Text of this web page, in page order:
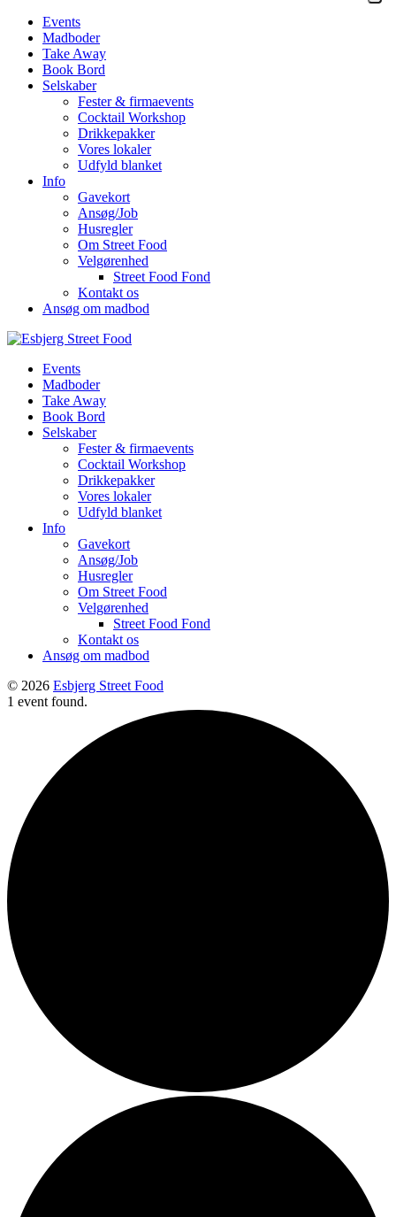
Events
Madboder
Take Away
Book Bord
Selskaber
Fester & firmaevents
Cocktail Workshop
Drikkepakker
Vores lokaler
Udfyld blanket
Info
Gavekort
Ansøg/Job
Husregler
Om Street Food
Velgørenhed
Street Food Fond
Kontakt os
Ansøg om madbod
Events
Madboder
Take Away
Book Bord
Selskaber
Fester & firmaevents
Cocktail Workshop
Drikkepakker
Vores lokaler
Udfyld blanket
Info
Gavekort
Ansøg/Job
Husregler
Om Street Food
Velgørenhed
Street Food Fond
Kontakt os
Ansøg om madbod
© 2026 Esbjerg Street Food
1 event found.